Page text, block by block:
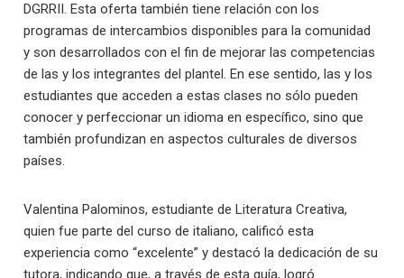
DGRRII. Esta oferta también tiene relación con los
programas de intercambios disponibles para la comunidad
y son desarrollados con el fin de mejorar las competencias
de las y los integrantes del plantel. En ese sentido, las y los
estudiantes que acceden a estas clases no sólo pueden
conocer y perfeccionar un idioma en específico, sino que
también profundizan en aspectos culturales de diversos
países.
Valentina Palominos, estudiante de Literatura Creativa,
quien fue parte del curso de italiano, calificó esta
experiencia como “excelente” y destacó la dedicación de su
tutora, indicando que, a través de esta guía, logró